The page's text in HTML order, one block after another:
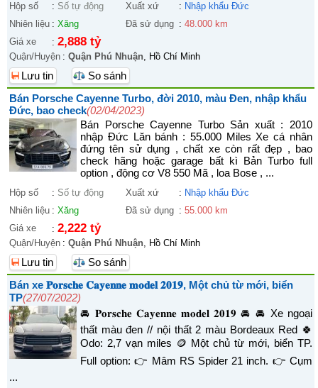
Hộp số : Số tự động Xuất xứ : Nhập khẩu Đức
Nhiên liệu : Xăng Đã sử dụng : 48.000 km
Giá xe
: 2,888 tỷ
Quận/Huyện : Quận Phú Nhuận, Hồ Chí Minh
Lưu tin
So sánh
Bán Porsche Cayenne Turbo, đời 2010, màu Đen, nhập khẩu
Đức, bao check(02/04/2023)
Bán Porsche Cayenne Turbo Sản xuất : 2010
nhập Đức Lăn bánh : 55.000 Miles Xe cá nhân
đứng tên sử dụng , chất xe còn rất đẹp , bao
check hãng hoặc garage bất kì Bản Turbo full
option , động cơ V8 550 Mã , loa Bose , ...
Hộp số : Số tự động Xuất xứ : Nhập khẩu Đức
Nhiên liệu : Xăng Đã sử dụng : 55.000 km
Giá xe
: 2,222 tỷ
Quận/Huyện : Quận Phú Nhuận, Hồ Chí Minh
Lưu tin
So sánh
Bán xe 𝐏𝐨𝐫𝐬𝐜𝐡𝐞 𝐂𝐚𝐲𝐞𝐧𝐧𝐞 𝐦𝐨𝐝𝐞𝐥 𝟐𝟎𝟏𝟗, Một chủ từ mới, biển
TP(27/07/2022)
🚘 𝐏𝐨𝐫𝐬𝐜𝐡𝐞 𝐂𝐚𝐲𝐞𝐧𝐧𝐞 𝐦𝐨𝐝𝐞𝐥 𝟐𝟎𝟏𝟗 🚘 🚘 Xe ngoại
thất màu đen // nội thất 2 màu Bordeaux Red 🍀
Odo: 2,7 vạn miles 🪙 Một chủ từ mới, biển TP.
Full option: 👉 Mâm RS Spider 21 inch. 👉 Cụm
...